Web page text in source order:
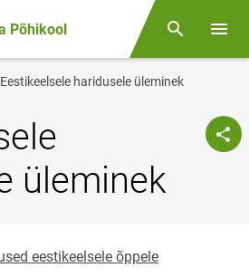
Põhikool Otsing
Eestikeelsele haridusele üleminek
üleminek
eestikeelsele õppele